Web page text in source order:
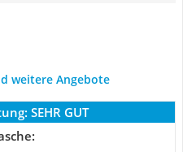
weitere Angebote
SEHR GUT